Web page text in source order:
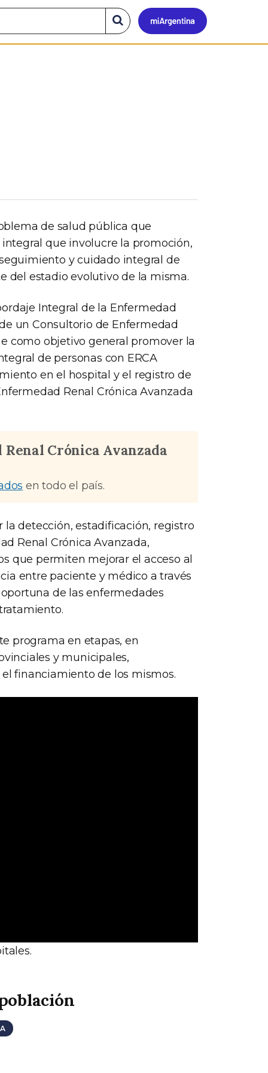
Mi
Buscar
en
el
de salud pública que
que involucre la promoción,
y cuidado integral de
del estadio evolutivo de la misma.
Integral de la Enfermedad
un Consultorio de Enfermedad
como objetivo general promover la
de personas con ERCA
en el hospital y el registro de
Renal Crónica Avanzada
Crónica Avanzada
en todo el país.
detección, estadificación, registro
Renal Crónica Avanzada,
que permiten mejorar el acceso al
entre paciente y médico a través
de las enfermedades
programa en etapas, en
y municipales,
financiamiento de los mismos.